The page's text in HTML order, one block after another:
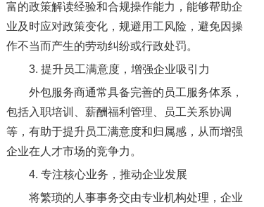
富的政策解读经验和合规操作能力，能够帮助企
业及时应对政策变化，规避用工风险，避免因操
作不当而产生的劳动纠纷或行政处罚。
3. 提升员工满意度，增强企业吸引力
外包服务商通常具备完善的员工服务体系，
包括入职培训、薪酬福利管理、员工关系协调
等，有助于提升员工满意度和归属感，从而增强
企业在人才市场的竞争力。
4. 专注核心业务，推动企业发展
将繁琐的人事事务交由专业机构处理，企业